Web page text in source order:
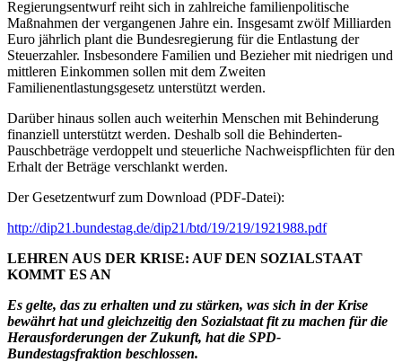
Regierungsentwurf reiht sich in zahlreiche familienpolitische
Maßnahmen der vergangenen Jahre ein. Insgesamt zwölf Milliarden
Euro jährlich plant die Bundesregierung für die Entlastung der
Steuerzahler. Insbesondere Familien und Bezieher mit niedrigen und
mittleren Einkommen sollen mit dem Zweiten
Familienentlastungsgesetz unterstützt werden.
Darüber hinaus sollen auch weiterhin Menschen mit Behinderung
finanziell unterstützt werden. Deshalb soll die Behinderten-
Pauschbeträge verdoppelt und steuerliche Nachweispflichten für den
Erhalt der Beträge verschlankt werden.
Der Gesetzentwurf zum Download (PDF-Datei):
http://dip21.bundestag.de/dip21/btd/19/219/1921988.pdf
LEHREN AUS DER KRISE: AUF DEN SOZIALSTAAT
KOMMT ES AN
Es gelte, das zu erhalten und zu stärken, was sich in der Krise
bewährt hat und gleichzeitig den Sozialstaat fit zu machen für die
Herausforderungen der Zukunft, hat die SPD-
Bundestagsfraktion beschlossen.